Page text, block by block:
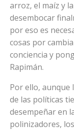
arroz, el maíz y
desembocar
por eso es
cosas por
conciencia y
Rapimán.
Por ello, aunque
de las políticas
desempeñar en
polinizadores,